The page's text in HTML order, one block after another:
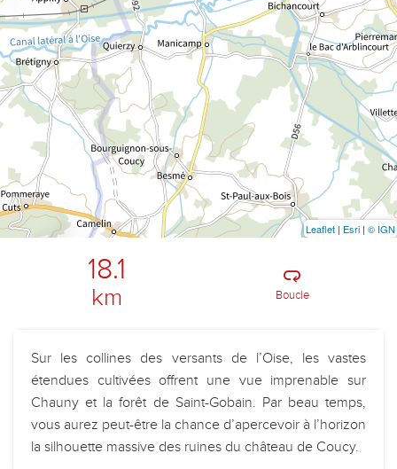
18.1
km Boucle
Sur les collines des versants de l’Oise, les vastes
étendues cultivées offrent une vue imprenable sur
Chauny et la forêt de Saint-Gobain. Par beau temps,
vous aurez peut-être la chance d’apercevoir à l’horizon
la silhouette massive des ruines du château de Coucy.
Leaflet | Esri | © IGN